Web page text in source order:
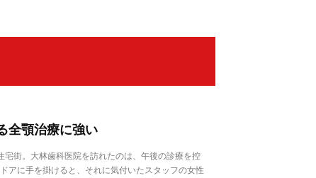
全顎治療に強い
街。大林歯科医院を訪れたのは、午後の診療を控
アに手を掛けると、それに気付いたスタッフの女性